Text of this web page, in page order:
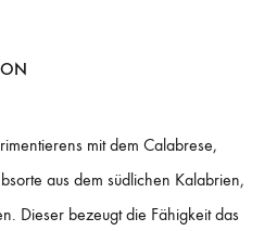
mit dem Calabrese,
aus dem südlichen Kalabrien,
Dieser bezeugt die Fähigkeit das